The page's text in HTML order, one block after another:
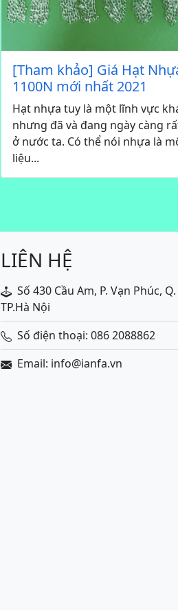
[Tham khảo] Giá Hạt
1100N mới nhất 2021
Hạt nhựa tuy là một lĩnh vực
nhưng đã và đang ngày càng
ở nước ta. Có thể nói nhựa là
liệu...
LIÊN HỆ
Số 430 Cầu Am, P. Vạn Phúc,
TP.Hà Nội
Số điện thoại: 086 2088862
Email: info@ianfa.vn